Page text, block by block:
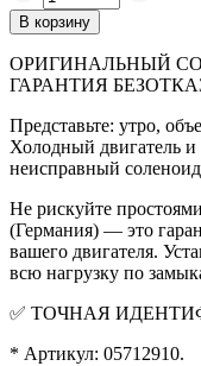
В корзину
ОРИГИНАЛЬНЫЙ
ГАРАНТИЯ
Представьте: утро,
Холодный двигатель
неисправный
Не рискуйте
(Германия) — это
вашего двигателя.
всю нагрузку по
✅ ТОЧНАЯ
* Артикул: 05712910.